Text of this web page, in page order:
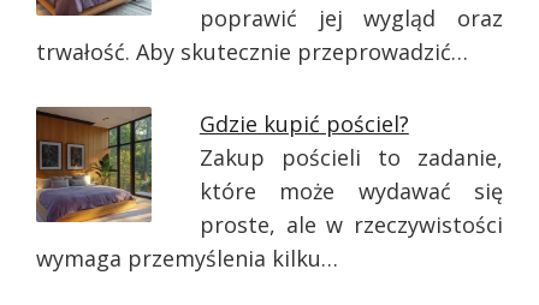
poprawić jej wygląd oraz
trwałość. Aby skutecznie przeprowadzić…
Gdzie kupić pościel?
Zakup pościeli to zadanie,
które może wydawać się
proste, ale w rzeczywistości
wymaga przemyślenia kilku…